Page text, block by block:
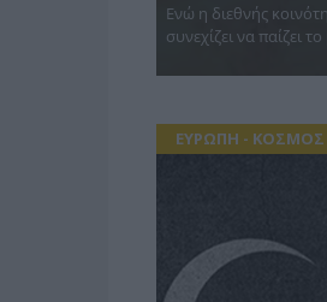
Ενώ η διεθνής
συνεχίζει να παίζει
ΕΥΡΩΠΗ - ΚΟΣΜΟΣ